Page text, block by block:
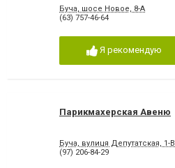
Буча, шосе Новое, 8-А
(63) 757-46-64
Я рекомендую
Парикмахерская Авеню
Буча, вулиця Депутатская, 1-В
(97) 206-84-29